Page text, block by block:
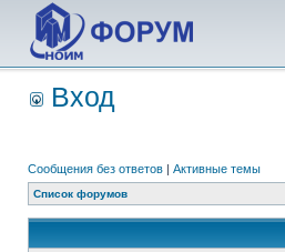
Вход
Сообщения без ответов | Активные темы
Список форумов